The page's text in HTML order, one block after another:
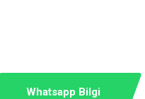
Whatsapp Bilgi